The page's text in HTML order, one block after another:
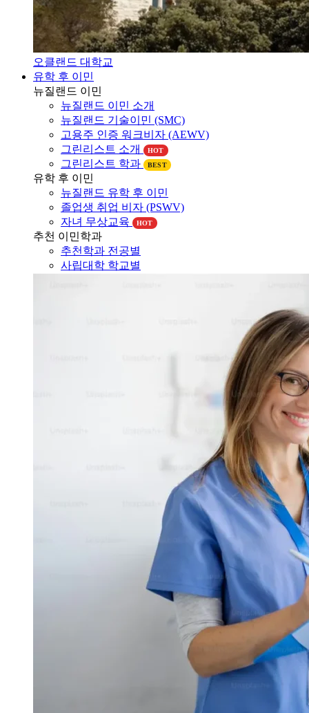
오클랜드 대학교
유학 후 이민
뉴질랜드 이민
뉴질랜드 이민 소개
뉴질랜드 기술이민 (SMC)
고용주 인증 워크비자 (AEWV)
그린리스트 소개
HOT
그린리스트 학과 BEST
유학 후 이민
뉴질랜드 유학 후 이민
졸업생 취업 비자 (PSWV)
자녀 무상교육
HOT
추천 이민학과
추천학과 전공별
사립대학 학교별